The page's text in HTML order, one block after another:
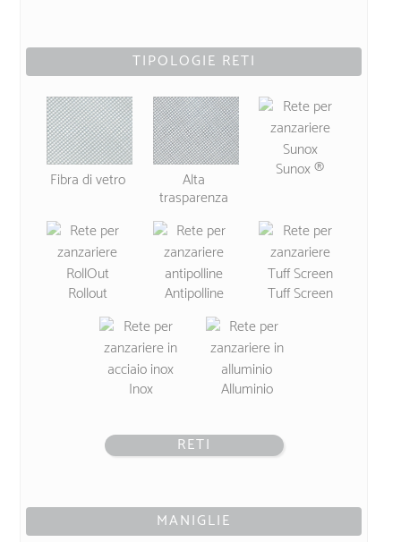
TIPOLOGIE RETI
Fibra di vetro Alta
trasparenza
Sunox ®
Rollout Antipolline Tuff Screen
Inox Alluminio
RETI
MANIGLIE